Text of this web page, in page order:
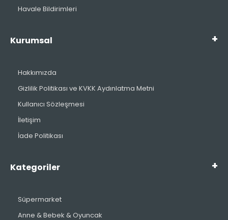
Havale Bildirimleri
Kurumsal
Hakkımızda
Gizlilik Politikası ve KVKK Aydınlatma Metni
Kullanıcı Sözleşmesi
İletişim
İade Politikası
Kategoriler
Süpermarket
Anne & Bebek & Oyuncak